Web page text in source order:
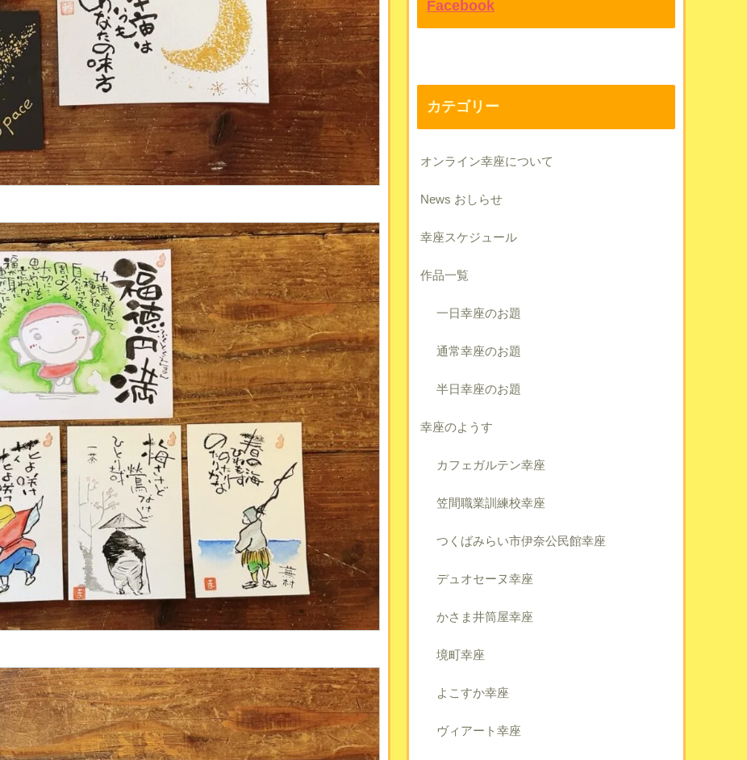
Facebook
カテゴリー
オンライン幸座について
News おしらせ
幸座スケジュール
作品一覧
一日幸座のお題
通常幸座のお題
半日幸座のお題
幸座のようす
カフェガルテン幸座
笠間職業訓練校幸座
つくばみらい市伊奈公民館幸座
デュオセーヌ幸座
かさま井筒屋幸座
境町幸座
よこすか幸座
ヴィアート幸座